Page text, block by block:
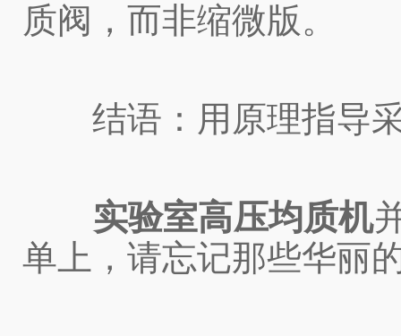
质阀，而非缩微版。
结语：用原理指导
实验室高压均质机
单上，请忘记那些华丽